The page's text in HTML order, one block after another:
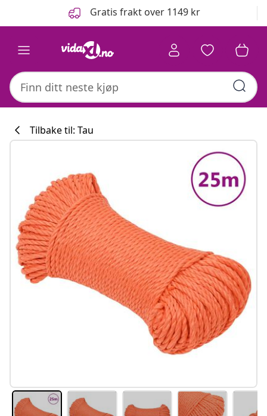
Gratis frakt over 1149 kr
Tilbake til: Tau